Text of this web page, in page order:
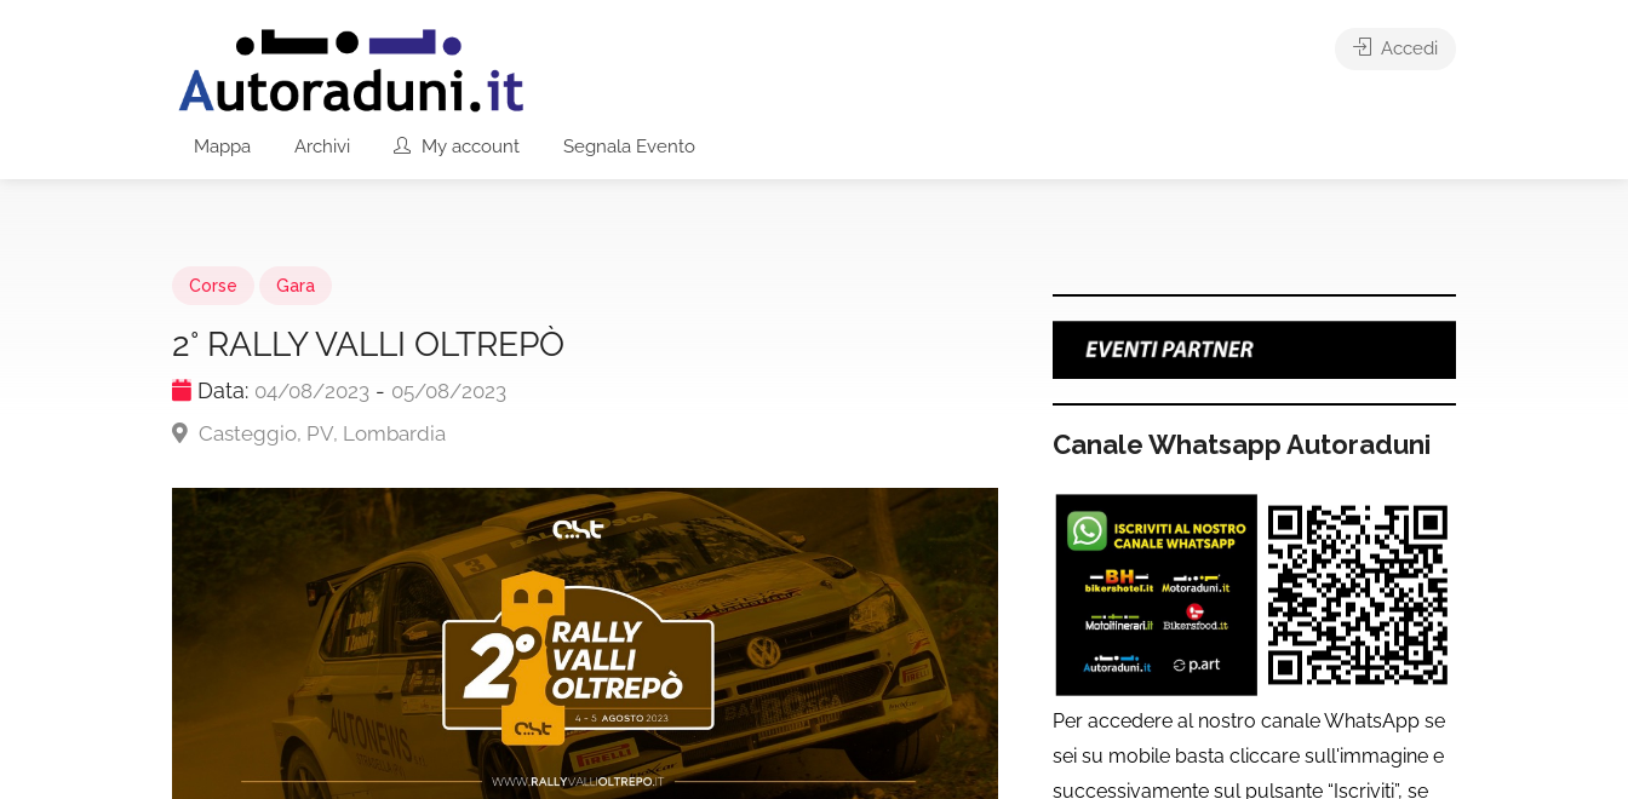
Mappa Archivi My account Segnala Evento
Accedi
Corse Gara
2° RALLY VALLI OLTREPÒ
Data: 04/08/2023 - 05/08/2023
Casteggio, PV, Lombardia
Canale Whatsapp Autoraduni
Per accedere al nostro canale WhatsApp se
sei su mobile basta cliccare sull'immagine e
successivamente sul pulsante “Iscriviti”, se